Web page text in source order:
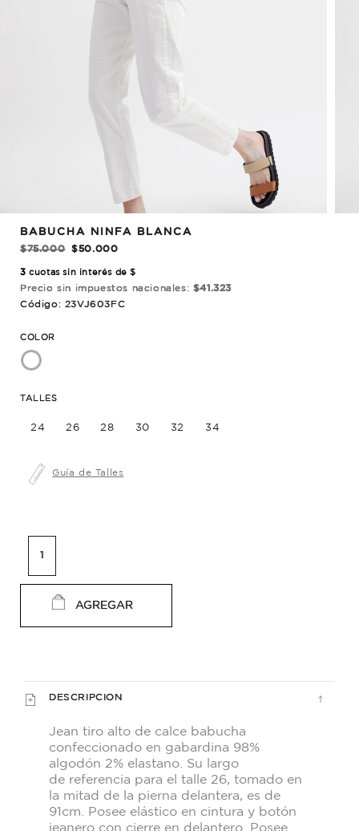
BABUCHA NINFA BLANCA
$75.000
$50.000
3 cuotas sin interés de $
Precio sin impuestos nacionales: $41.323
Código: 23VJ603FC
COLOR
TALLES
24 26 28 30 32 34
Guía de Talles
AGREGAR
DESCRIPCION
Jean tiro alto de calce babucha
confeccionado en gabardina 98%
algodón 2% elastano. Su largo
de referencia para el talle 26, tomado en
la mitad de la pierna delantera, es de
91cm. Posee elástico en cintura y botón
jeanero con cierre en delantero. Posee